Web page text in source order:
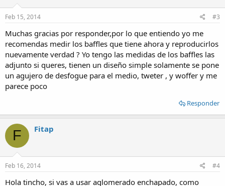
n
s
Feb 15, 2014 #3
Muchas gracias por responder,por lo que entiendo yo me
recomendas medir los baffles que tiene ahora y reproducirlos
nuevamente verdad ? Yo tengo las medidas de los baffles las
adjunto si queres, tienen un diseño simple solamente se pone
un agujero de desfogue para el medio, tweter , y woffer y me
parece poco
Responder
F Fitap
Feb 16, 2014 #4
Hola tincho, si vas a usar aglomerado enchapado, como